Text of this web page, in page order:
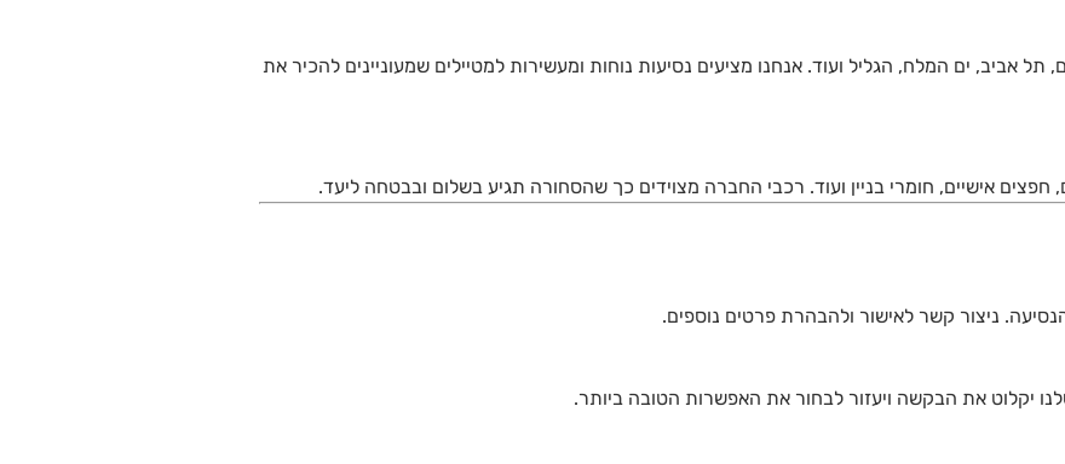
תל אביב, ים המלח, הגליל ועוד. אנחנו מציעים נסיעות נוחות ומעשירות למטיילים שמעוניינים להכיר את
אישיים, חומרי בניין ועוד. רכבי החברה מצוידים כך שהסחורה תגיע בשלום ובבטחה ליעד.
ניצור קשר לאישור ולהבהרת פרטים נוספים.
יקלוט את הבקשה ויעזור לבחור את האפשרות הטובה ביותר.